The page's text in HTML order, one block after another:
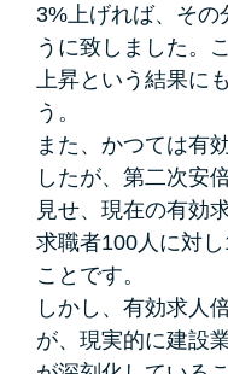
3%上げれば、その
うに致しました。
上昇という結果に
う。
また、かつては有
したが、第二次安
見せ、現在の有効
求職者100人に対
ことです。
しかし、有効求人
が、現実的に建設